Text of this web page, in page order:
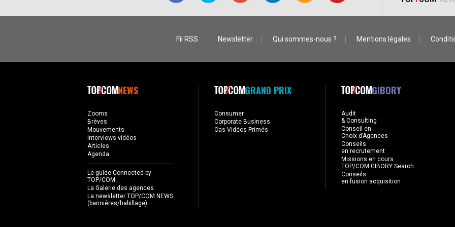
Fil RSS Newsletter Qui sommes-nous ? Mentions légales
NEWS
Zooms
Brèves
Mouvements
Interviews vidéos
Articles
Agenda
Le guide Connected by
TOP/COM
La Galerie des agences
La newsletter TOP/COM NEWS
(bannières/habillage)
GRAND PRIX
Consumer
Corporate Business
Cas Vidéos Primés
GIBORY
Audit
& Consulting
Conseil en
Choix d’Agences
Conseils
en recrutement
Missions en cours
TOP/COM GIBORY Search
Conseils
en fusion acquisition